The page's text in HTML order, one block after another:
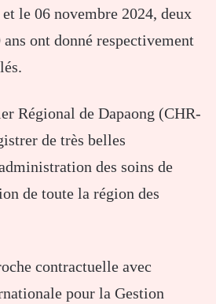
le 06 novembre 2024, deux
ont donné respectivement
Régional de Dapaong (CHR-
de très belles
des soins de
de toute la région des
contractuelle avec
pour la Gestion